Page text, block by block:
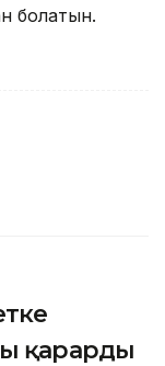
болатын.
қарарды